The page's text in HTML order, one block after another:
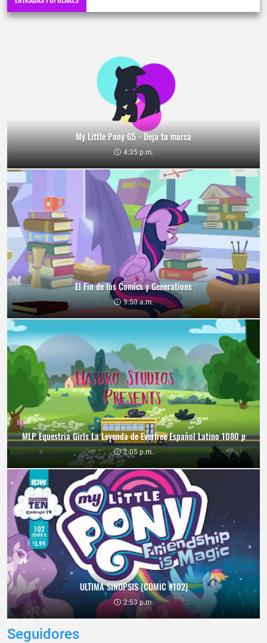
My Little Pony G5 - Deja tu marca
4:35 p.m.
El Fin de los Comics y Generations
9:50 a.m.
MLP Equestria Girls La Leyenda de Everfree Español Latino 1080 p
2:05 p.m.
ULTIMA SINOPSIS (COMIC #102)
2:53 p.m.
Seguidores